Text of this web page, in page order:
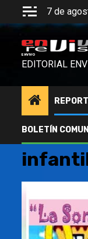
7 de
ENVIVO
EDITORIAL
BOLETÍN